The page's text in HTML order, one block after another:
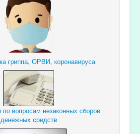
гриппа, ОРВИ, коронавируса
по вопросам незаконных сборов
денежных средств